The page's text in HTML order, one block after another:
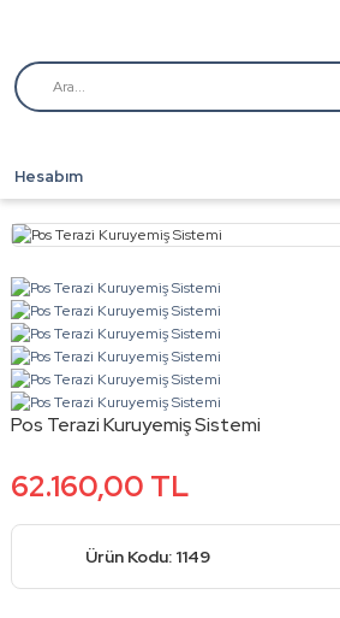
Hesabım
Pos Terazi Kuruyemiş Sistemi
62.160,00 TL
Ürün Kodu: 1149